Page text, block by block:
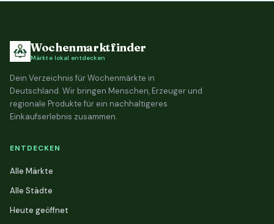
Wochenmarktfinder
Märkte lokal entdecken
Dein Verzeichnis für Wochenmärkte in
Deutschland. Wir bringen Menschen, Erzeuger und
regionale Produkte für ein nachhaltigeres
Einkaufserlebnis zusammen.
ENTDECKEN
Alle Märkte
Alle Städte
Heute geöffnet